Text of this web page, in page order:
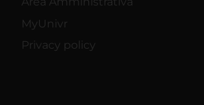
MyUnivr
Privacy policy